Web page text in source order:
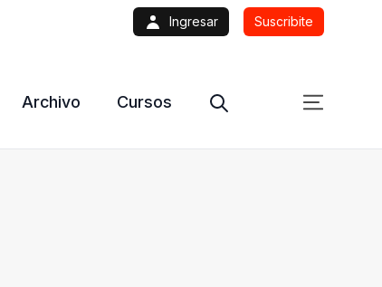
Ingresar Suscribite
Archivo Cursos